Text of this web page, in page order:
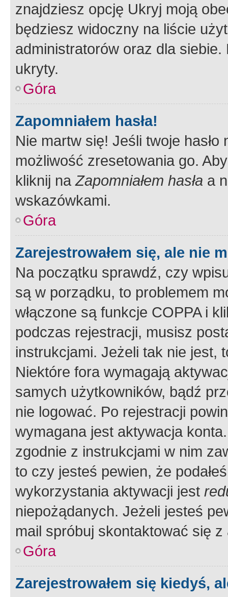
znajdziesz opcję Ukryj moją
będziesz widoczny na liście
administratorów oraz dla
ukryty.
Góra
Zapomniałem hasła!
Nie martw się! Jeśli twoje
możliwość zresetowania go.
kliknij naZapomniałem hasła a
wskazówkami.
Góra
Zarejestrowałem się, ale nie
Na początku sprawdź, czy
są w porządku, to problemem
włączone są funkcje COPPA i
podczas rejestracji, musisz
instrukcjami. Jeżeli tak nie jest,
Niektóre fora wymagają
samych użytkowników, bądź
nie logować. Po rejestracji
wymagana jest aktywacja
zgodnie z instrukcjami w nim
to czy jesteś pewien, że
wykorzystania aktywacji jest
niepożądanych. Jeżeli jesteś
mail spróbuj skontaktować się
Góra
Zarejestrowałem się kiedyś,